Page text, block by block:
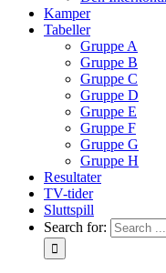
Kamper
Tabeller
Gruppe A
Gruppe B
Gruppe C
Gruppe D
Gruppe E
Gruppe F
Gruppe G
Gruppe H
Resultater
TV-tider
Sluttspill
Search for: